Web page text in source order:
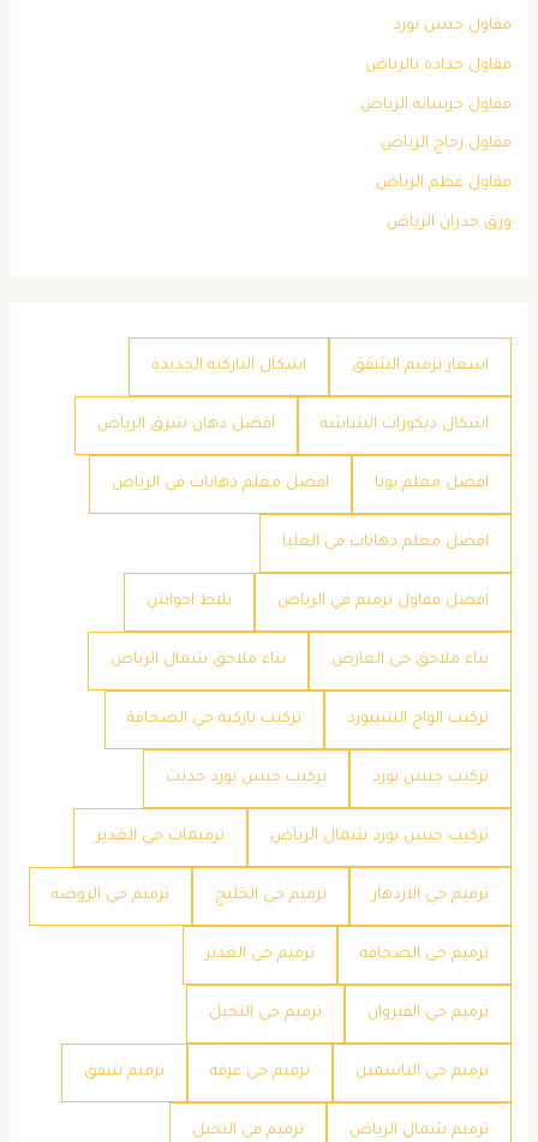
مقاول جبس بورد
مقاول حداده بالرياض
مقاول خرسانه الرياض
مقاول زجاج الرياض
مقاول عظم الرياض
ورق جدران الرياض
اسعار ترميم الشقق اشكال الباركيه الجديدة
اشكال ديكورات الشاشه افضل دهان شرق الرياض
افضل معلم بويا افضل معلم دهانات في الرياض
افضل معلم دهانات في العليا
افضل مقاول ترميم في الرياض بلاط احواش
بناء ملاحق حي العارض بناء ملاحق شمال الرياض
تركيب الواح الشيبورد تركيب باركيه حي الصحافة
تركيب جبس بورد تركيب جبس بورد حديث
تركيب جبس بورد شمال الرياض ترميمات حي الغدير
ترميم حي الازدهار ترميم حي الخليج ترميم حي الروضه
ترميم حي الصحافه ترميم حي الغدير
ترميم حي القيروان ترميم حي النخيل
ترميم حي الياسمين ترميم حي عرقه ترميم شقق
ترميم شمال الرياض ترميم في النخيل